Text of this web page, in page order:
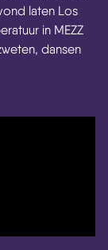
laten Los
in MEZZ
dansen